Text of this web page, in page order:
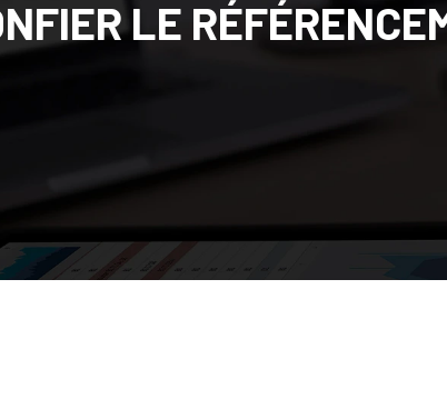
LE